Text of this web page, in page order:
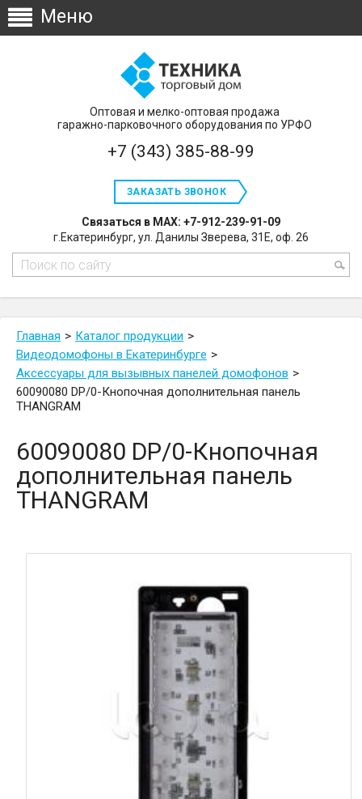
Оптовая и мелко-оптовая продажа
гаражно-парковочного оборудования по УРФО
+7 (343) 385-88-99
ЗАКАЗАТЬ ЗВОНОК
Связаться в MAX: +7-912-239-91-09
г.Екатеринбург, ул. Данилы Зверева, 31Е, оф. 26
Главная
Каталог продукции
Видеодомофоны в Екатеринбурге
Аксессуары для вызывных панелей домофонов
60090080 DP/0-Кнопочная дополнительная панель
THANGRAM
60090080 DP/0-Кнопочная
дополнительная панель
THANGRAM